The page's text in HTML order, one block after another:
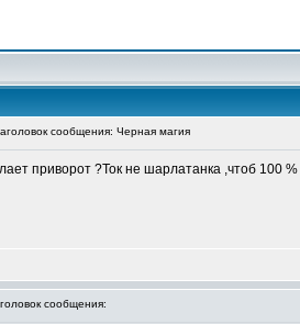
сообщения: Черная магия
приворот ?Ток не шарлатанка ,чтоб 100
сообщения: